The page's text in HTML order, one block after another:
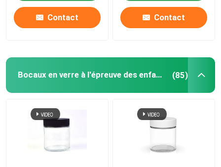
Récipients en verre noir
Matte Black Glass Jars
Matte White Glass Jar
Contact Contact
Bocaux en verre à l'épreuve des enfants (85)